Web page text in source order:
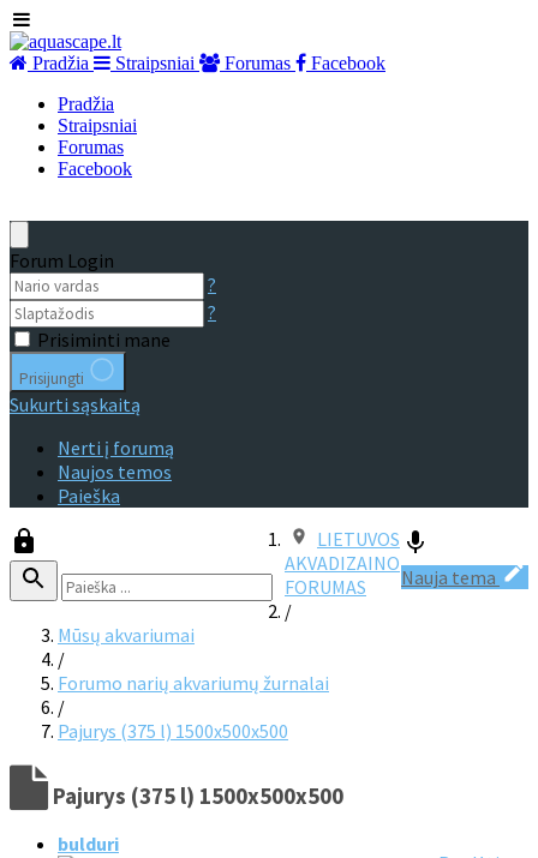
Pradžia Straipsniai Forumas
Facebook
Pradžia
Straipsniai
Forumas
Facebook
Forum Login
?
?
Prisiminti mane
Prisijungti
Sukurti sąskaitą
Nerti į forumą
Naujos temos
Paieška
Nauja tema
LIETUVOS
AKVADIZAINO
FORUMAS
/
Mūsų akvariumai
/
Forumo narių akvariumų žurnalai
/
Pajurys (375 l) 1500x500x500
Pajurys (375 l) 1500x500x500
bulduri